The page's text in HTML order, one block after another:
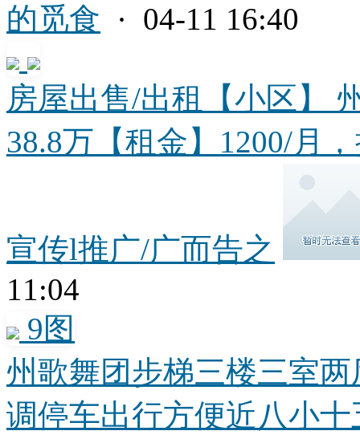
的觅食 · 04-11 16:40
房屋出售/出租【小区】
38.8万【租金】1200/月
宣传l推广/广而告之
11:04
9图
州歌舞团步梯三楼三室
调停车出行方便近八小十